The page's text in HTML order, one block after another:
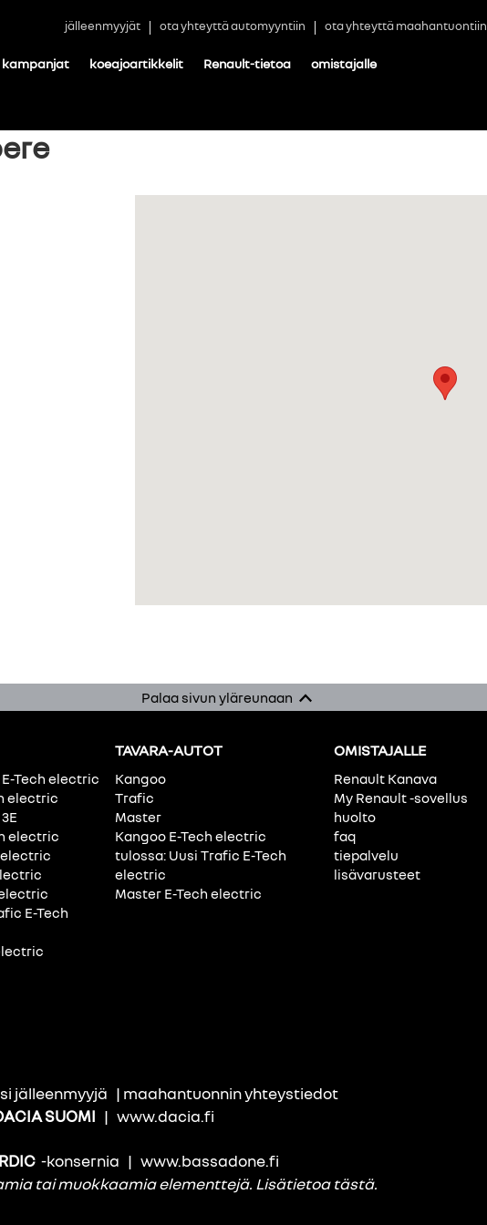
jälleenmyyjät ota yhteyttä automyyntiin ota yhteyttä maahantuontiin
kampanjat koeajoartikkelit Renault-tietoa omistajalle
Palaa sivun yläreunaan
Tech electric
electric
electric
electric
E-Tech
TAVARA-AUTOT
Kangoo
Trafic
Master
Kangoo E-Tech electric
tulossa: Uusi Trafic E-Tech
electric
Master E-Tech electric
OMISTAJALLE
Renault Kanava
My Renault -sovellus
huolto
faq
tiepalvelu
lisävarusteet
jälleenmyyjä | maahantuonnin yhteystiedot
SUOMI | www.dacia.fi
-konsernia | www.bassadone.fi
tai muokkaamia elementtejä. Lisätietoa tästä.